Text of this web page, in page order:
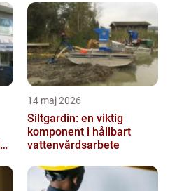
14 maj 2026
Siltgardin: en viktig
komponent i hållbart
vattenvårdsarbete